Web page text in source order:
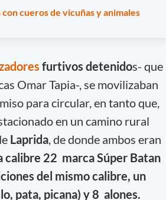
cueros de vicuñas y animales
furtivos detenidos- que
Omar Tapia-, se movilizaban
para circular, en tanto que,
en un camino rural
Laprida, de donde ambos eran
calibre 22 marca Súper Batan
del mismo calibre, un
pata, picana) y 8 alones.